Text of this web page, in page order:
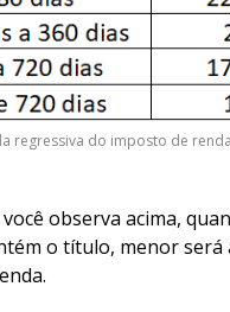
regressiva do imposto de
observa acima,
o título, menor será